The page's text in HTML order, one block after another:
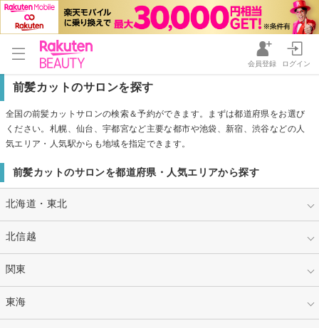
会員登録 ログイン
前髪カットのサロンを探す
全国の前髪カットサロンの検索＆予約ができます。まずは都道府県をお選び
ください。札幌、仙台、宇都宮など主要な都市や池袋、新宿、渋谷などの人
気エリア・人気駅からも地域を指定できます。
前髪カットのサロンを都道府県・人気エリアから探す
北海道・東北
北海道
福島
岩手
北信越
新潟
石川
関東
東京
東海